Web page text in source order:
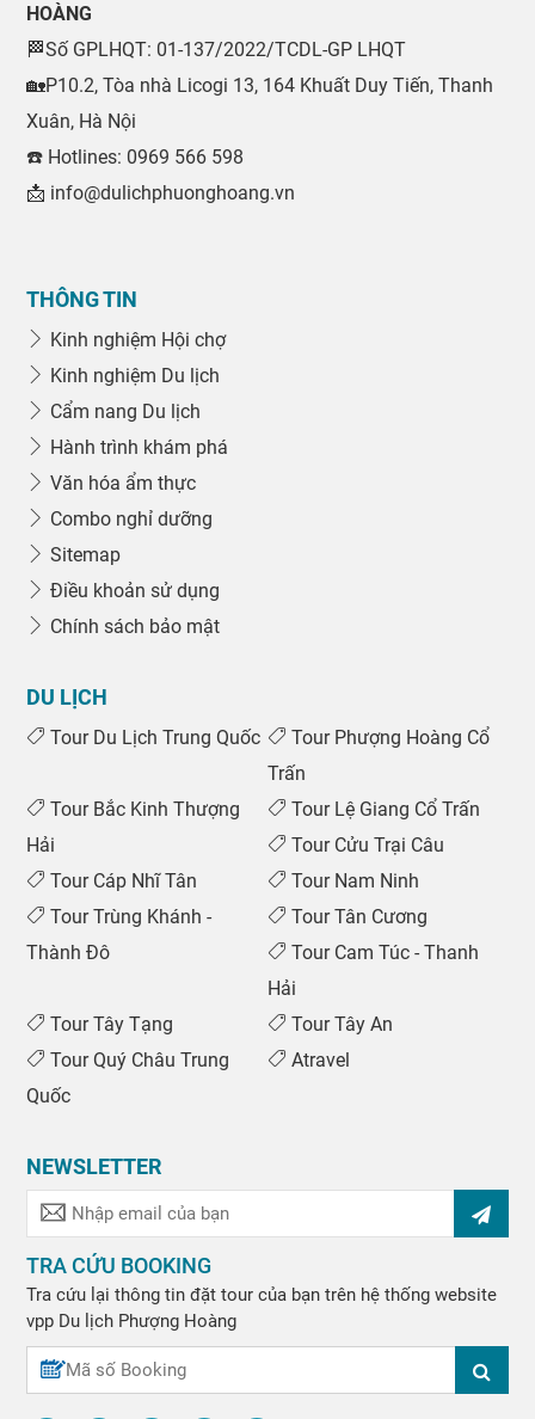
HOÀNG
🏁Số GPLHQT: 01-137/2022/TCDL-GP LHQT
🏡P10.2, Tòa nhà Licogi 13, 164 Khuất Duy Tiến, Thanh
Xuân, Hà Nội
☎️ Hotlines: 0969 566 598
📩 info@dulichphuonghoang.vn
THÔNG TIN
Kinh nghiệm Hội chợ
Kinh nghiệm Du lịch
Cẩm nang Du lịch
Hành trình khám phá
Văn hóa ẩm thực
Combo nghỉ dưỡng
Sitemap
Điều khoản sử dụng
Chính sách bảo mật
DU LỊCH
Tour Du Lịch Trung Quốc
Tour Phượng Hoàng Cổ
Trấn
Tour Bắc Kinh Thượng
Hải
Tour Lệ Giang Cổ Trấn
Tour Cửu Trại Câu
Tour Cáp Nhĩ Tân
Tour Nam Ninh
Tour Trùng Khánh -
Thành Đô
Tour Tân Cương
Tour Cam Túc - Thanh
Hải
Tour Tây Tạng
Tour Tây An
Tour Quý Châu Trung
Quốc
Atravel
NEWSLETTER
TRA CỨU BOOKING
Tra cứu lại thông tin đặt tour của bạn trên hệ thống website
vpp Du lịch Phượng Hoàng